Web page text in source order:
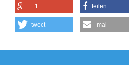
+1 teilen
tweet mail